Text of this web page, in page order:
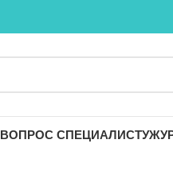
ВОПРОС СПЕЦИАЛИСТУ